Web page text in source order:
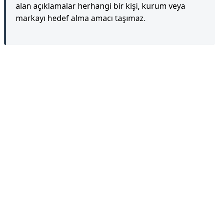
alan açıklamalar herhangi bir kişi, kurum veya
markayı hedef alma amacı taşımaz.